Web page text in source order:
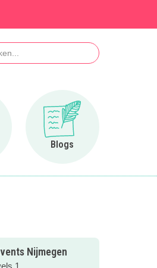
Inclusief
Blogs
Ga naar Blogs
Nijmegen
1